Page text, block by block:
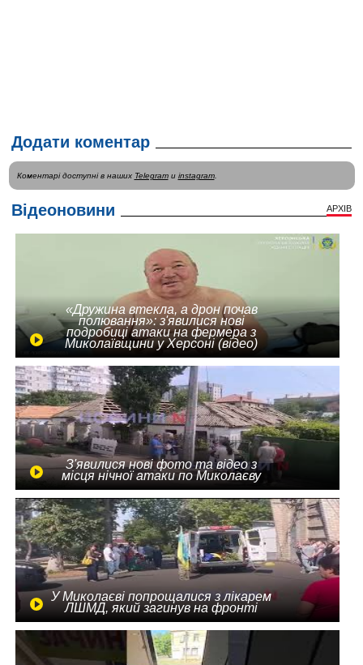
Додати коментар
Коментарі доступні в наших Telegramи instagram.
Відеоновини АРХІВ
«Дружина втекла, а дрон почав
полювання»: з'явилися нові
подробиці атаки на фермера з
Миколаївщини у Херсоні (відео)
З'явилися нові фото та відео з
місця нічної атаки по Миколаєву
У Миколаєві попрощалися з лікарем
ЛШМД, який загинув на фронті